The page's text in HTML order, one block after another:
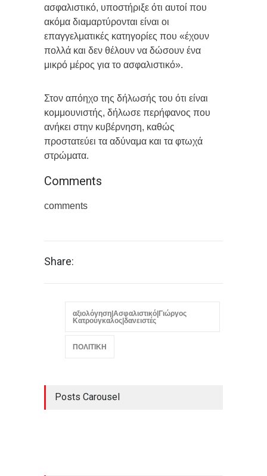
ασφαλιστικό, υποστήριξε ότι αυτοί που
ακόμα διαμαρτύρονται είναι οι
επαγγελματικές κατηγορίες που «έχουν
πολλά και δεν θέλουν να δώσουν ένα
μικρό μέρος για το ασφαλιστικό».
Στον απόηχο της δήλωσής του ότι είναι
κομμουνιστής, δήλωσε περήφανος που
ανήκει στην κυβέρνηση, καθώς
προστατεύει τα αδύναμα και τα φτωχά
στρώματα.
Comments
comments
Share:
αξιολόγηση|Ασφαλιστικό|Γιώργος
Κατρούγκαλος|δανειστές
ΠΟΛΙΤΙΚΗ
Posts Carousel